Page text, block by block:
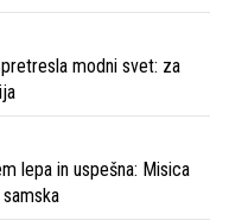
modni svet: za
lepa in uspešna: Misica